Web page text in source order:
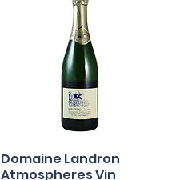
快速瀏覽
Domaine Landron
Atmospheres Vin